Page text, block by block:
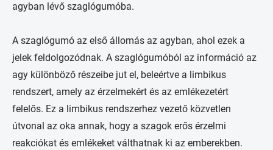
agyban lévő szaglógumóba.
A szaglógumó az első állomás az agyban, ahol ezek a
jelek feldolgozódnak. A szaglógumóból az információ az
agy különböző részeibe jut el, beleértve a limbikus
rendszert, amely az érzelmekért és az emlékezetért
felelős. Ez a limbikus rendszerhez vezető közvetlen
útvonal az oka annak, hogy a szagok erős érzelmi
reakciókat és emlékeket válthatnak ki az emberekben.